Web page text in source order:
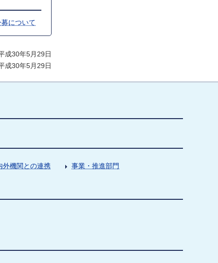
について
30年5月29日
30年5月29日
外機関との連携 事業・推進部門